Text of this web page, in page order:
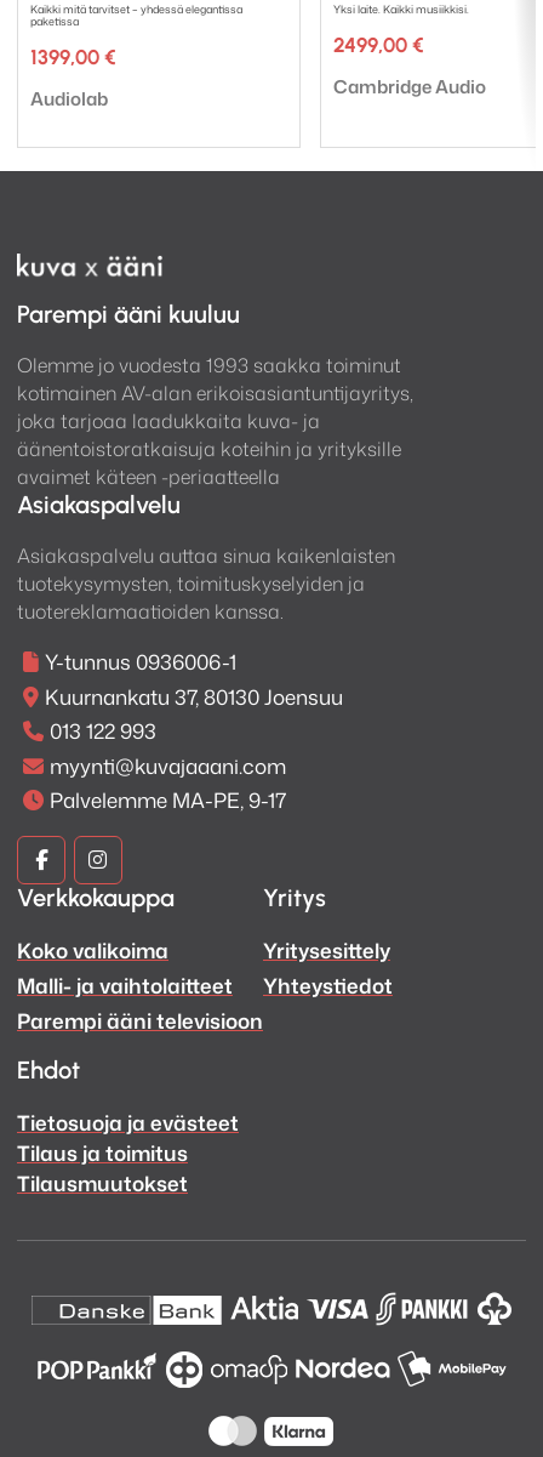
Kaikki mitä tarvitset – yhdessä elegantissa
paketissa
1399,00 €
Tuotemerkki:
Audiolab
Yksi laite. Kaikki musiikkisi.
2499,00 €
Tuotemerkki:
Cambridge Audio
Parempi ääni kuuluu
Olemme jo vuodesta 1993 saakka toiminut
kotimainen AV-alan erikoisasiantuntijayritys,
joka tarjoaa laadukkaita kuva- ja
äänentoistoratkaisuja koteihin ja yrityksille
avaimet käteen -periaatteella
Asiakaspalvelu
Asiakaspalvelu auttaa sinua kaikenlaisten
tuotekysymysten, toimituskyselyiden ja
tuotereklamaatioiden kanssa.
Y-tunnus 0936006-1
Kuurnankatu 37, 80130 Joensuu
013 122 993
myynti@kuvajaaani.com
Palvelemme MA-PE, 9-17
Kuva
ja
Ääni
Facebook
Kuva
ja
Ääni
Instagram
Verkkokauppa
Koko valikoima
Malli- ja vaihtolaitteet
Parempi ääni televisioon
Yritys
Yritysesittely
Yhteystiedot
Ehdot
Tietosuoja ja evästeet
Tilaus ja toimitus
Tilausmuutokset